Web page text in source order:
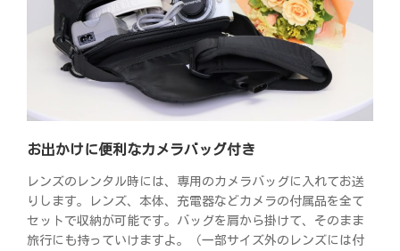
お出かけに便利なカメラバッグ付き
レンズのレンタル時には、専用のカメラバッグに入れてお送
りします。レンズ、本体、充電器などカメラの付属品を全て
セットで収納が可能です。バッグを肩から掛けて、そのまま
旅行にも持っていけますよ。（一部サイズ外のレンズには付